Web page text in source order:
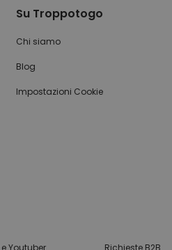
Su Troppotogo
Chi siamo
Blog
Impostazioni Cookie
Youtuber Richieste B2B